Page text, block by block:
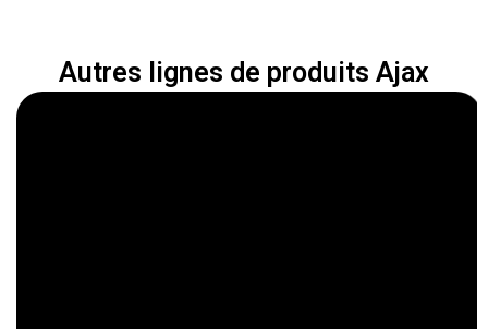
Autres lignes de produits Ajax